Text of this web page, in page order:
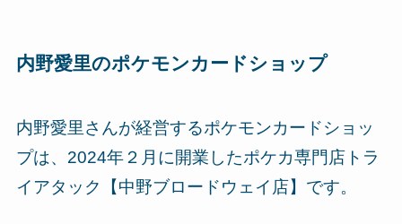
内野愛里のポケモンカードショップ
内野愛里さんが経営するポケモンカードショッ
プは、2024年２月に開業したポケカ専門店トラ
イアタック【中野ブロードウェイ店】です。